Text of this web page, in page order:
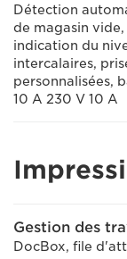
Détection
de magasin
indication du
intercalaires,
personnalisées,
10 A 230 V 10 A
Gestion des
DocBox, file